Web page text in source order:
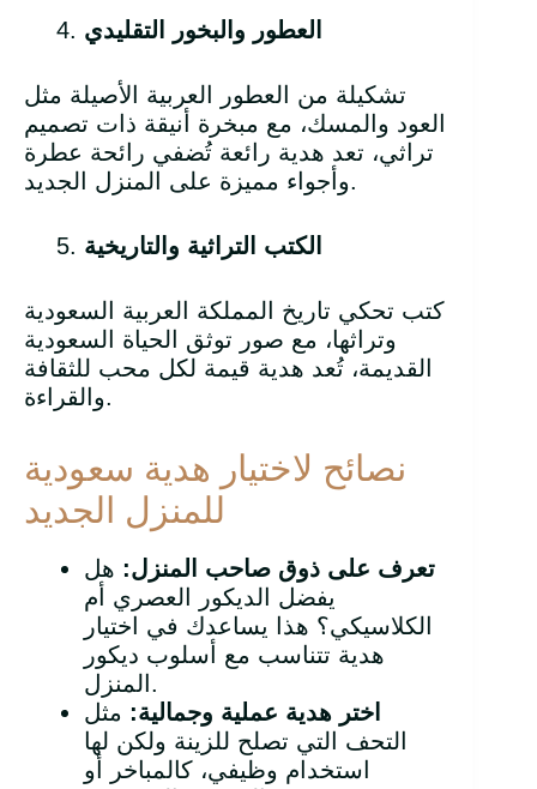
العطور والبخور التقليدي
تشكيلة من العطور العربية الأصيلة مثل
العود والمسك، مع مبخرة أنيقة ذات تصميم
تراثي، تعد هدية رائعة تُضفي رائحة عطرة
وأجواء مميزة على المنزل الجديد.
الكتب التراثية والتاريخية
كتب تحكي تاريخ المملكة العربية السعودية
وتراثها، مع صور توثق الحياة السعودية
القديمة، تُعد هدية قيمة لكل محب للثقافة
والقراءة.
نصائح لاختيار هدية سعودية
للمنزل الجديد
تعرف على ذوق صاحب المنزل: هل
يفضل الديكور العصري أم
الكلاسيكي؟ هذا يساعدك في اختيار
هدية تتناسب مع أسلوب ديكور
المنزل.
اختر هدية عملية وجمالية: مثل
التحف التي تصلح للزينة ولكن لها
استخدام وظيفي، كالمباخر أو